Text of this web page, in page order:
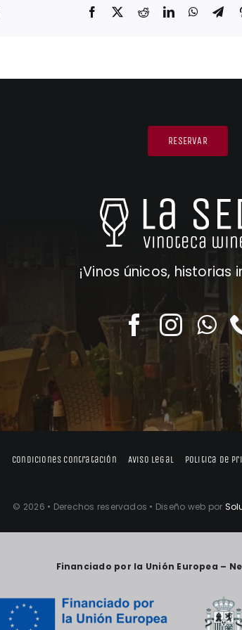
Facebook RedditLinkedIn
RESERVAR
¡Vinos únicos, historias
Condiciones contratación Aviso legal Politica de
© 2026 • Derechos reservados • Diseño web por
Financiado por la Unión Europea –